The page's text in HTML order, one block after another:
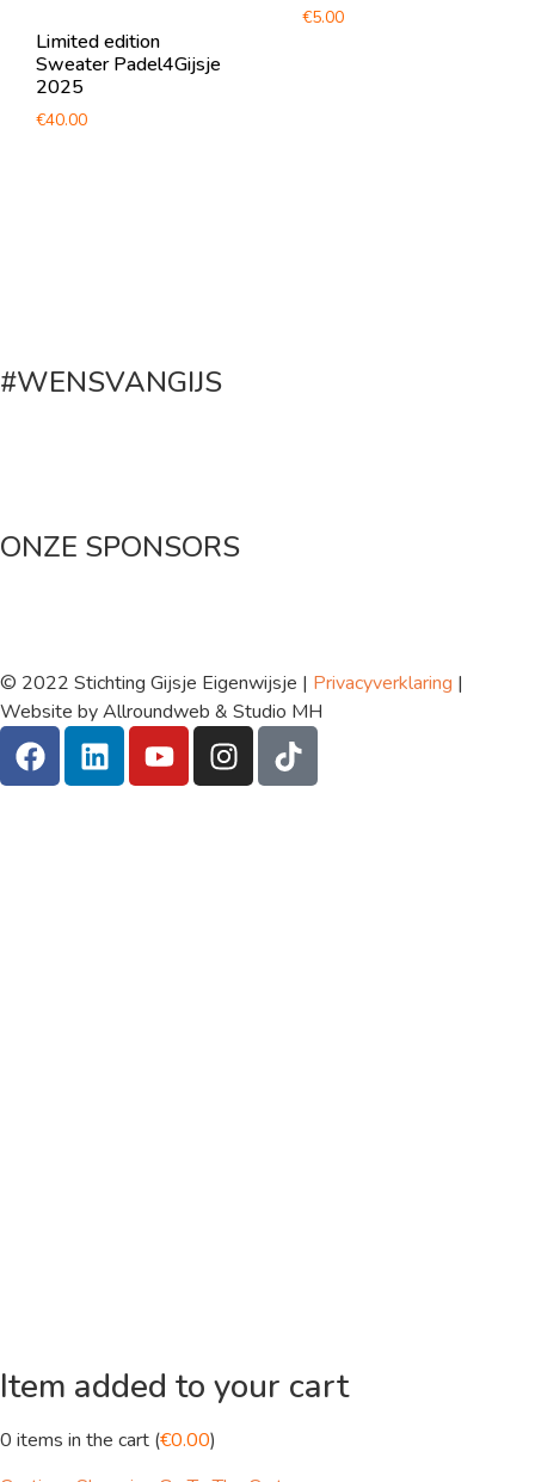
Limited edition
Sweater Padel4Gijsje
2025
€40.00
€5.00
#WENSVANGIJS
ONZE SPONSORS
© 2022 Stichting Gijsje Eigenwijsje | Privacyverklaring |
Website by Allroundweb & Studio MH
Item added to your cart
0 items in the cart (€0.00)